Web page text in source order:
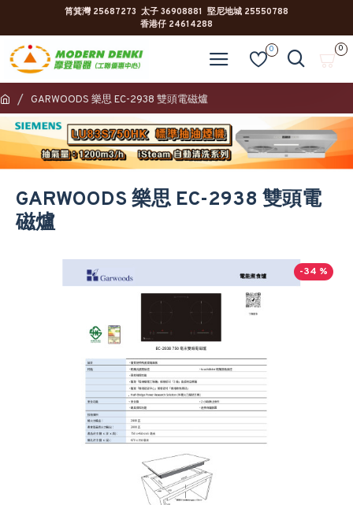
筲箕灣 25687273 太子 36908881 堅尼地城 25550788
香港仔 24614288
0 0
GARWOODS 樂思 EC-2938 雙頭電磁爐
GARWOODS 樂思 EC-2938 雙頭電
磁爐
-34 %